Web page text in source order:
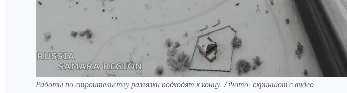
Работы по строительству развязки подходят к концу. / Фото: скриншот с видео